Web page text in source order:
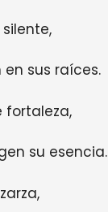
sus raíces.
fortaleza,
su esencia.